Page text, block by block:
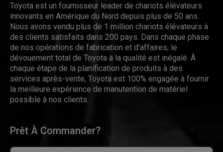
Toyota est un fournisseur leader de chariots élévateurs
innovants en Amérique du Nord depuis plus de 50 ans.
Nous avons vendu plus de 1 million chariots élévateurs à
des clients satisfaits dans 200 pays. Dans chaque phase
de nos opérations de fabrication et d’affaires, le
dévouement total de Toyota à la qualité est inégalé. À
chaque étape de la planification de produits à des
services après-vente, Toyota est 100% engagée à fournir
la meilleure expérience de manutention de matériel
possible à nos clients.
Prêt À Commander?